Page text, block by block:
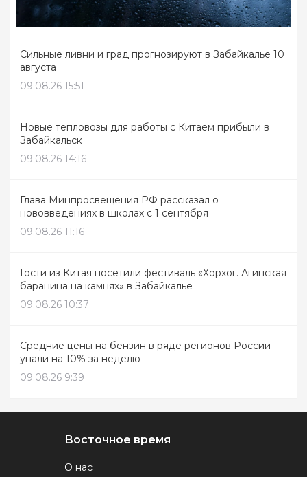
Сильные ливни и град прогнозируют в Забайкалье 10
августа
09.08.26 15:51
Новые тепловозы для работы с Китаем прибыли в
Забайкальск
09.08.26 14:16
Глава Минпросвещения РФ рассказал о
нововведениях в школах с 1 сентября
09.08.26 11:16
Гости из Китая посетили фестиваль «Хорхог. Агинская
баранина на камнях» в Забайкалье
09.08.26 10:37
Средние цены на бензин в ряде регионов России
упали на 10% за неделю
09.08.26 9:39
Восточное время
О нас